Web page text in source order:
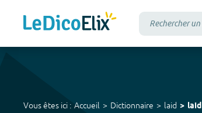
Vous êtes ici : Accueil Dictionnaire laid laid